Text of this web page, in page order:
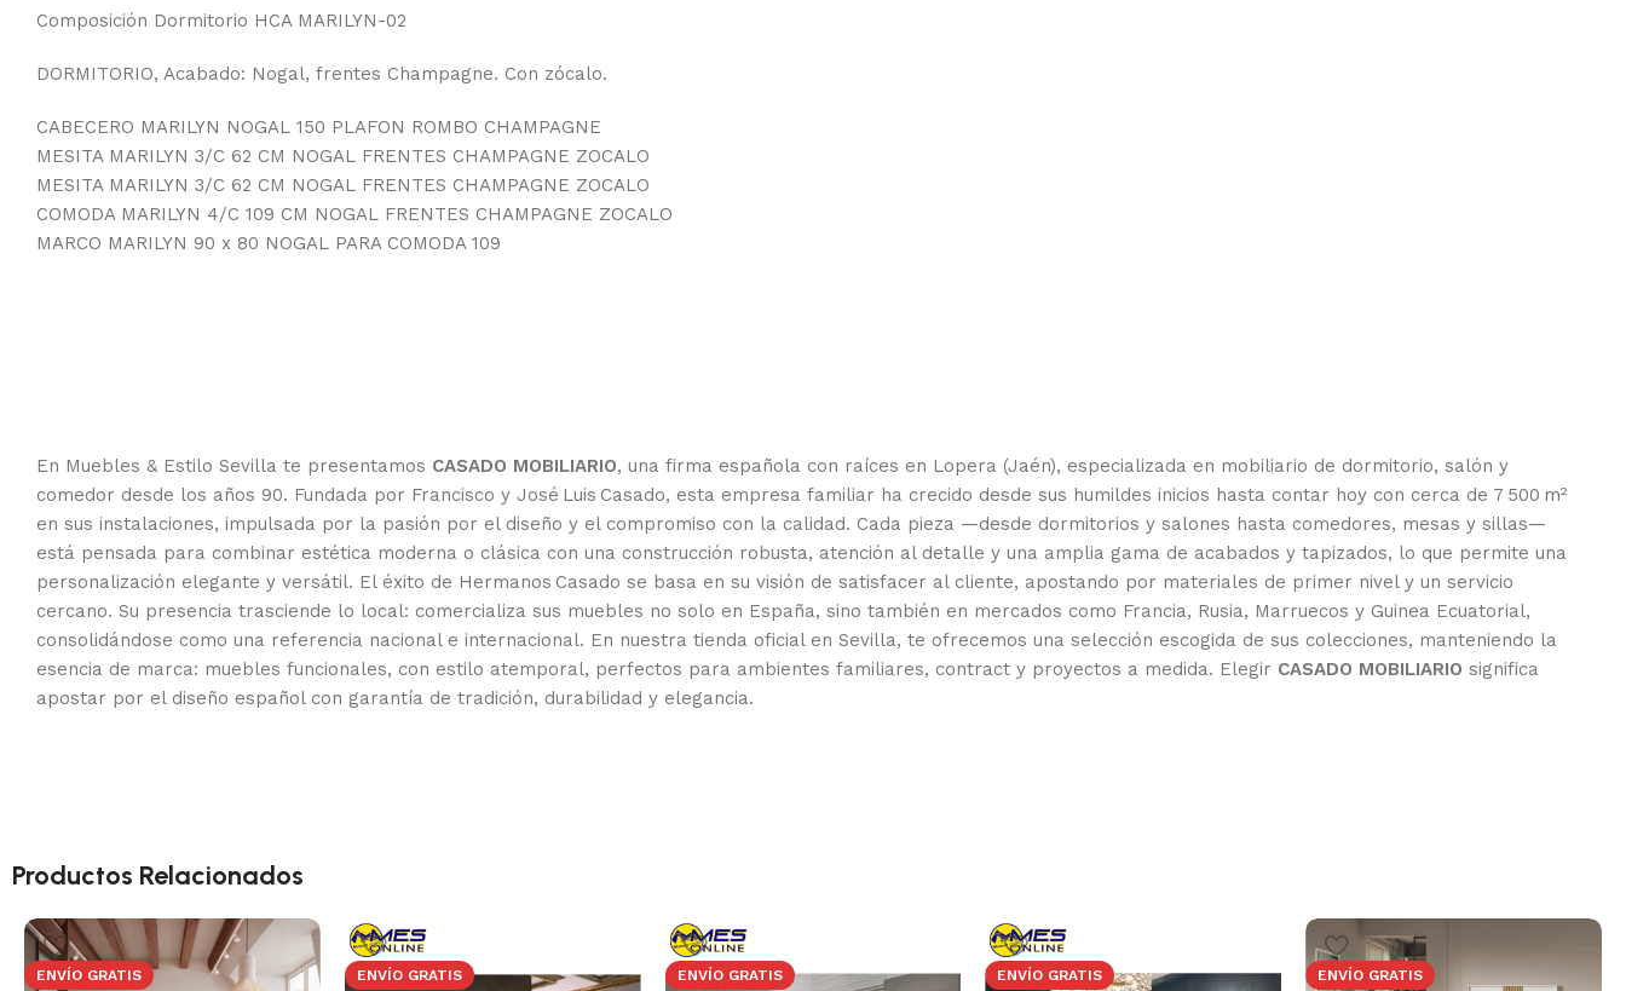
Composición Dormitorio HCA MARILYN-02
DORMITORIO, Acabado: Nogal, frentes Champagne. Con zócalo.
CABECERO MARILYN NOGAL 150 PLAFON ROMBO CHAMPAGNE
MESITA MARILYN 3/C 62 CM NOGAL FRENTES CHAMPAGNE ZOCALO
MESITA MARILYN 3/C 62 CM NOGAL FRENTES CHAMPAGNE ZOCALO
COMODA MARILYN 4/C 109 CM NOGAL FRENTES CHAMPAGNE ZOCALO
MARCO MARILYN 90 x 80 NOGAL PARA COMODA 109
En Muebles & Estilo Sevilla te presentamos CASADO MOBILIARIO, una firma española con raíces en Lopera (Jaén), especializada en mobiliario de dormitorio, salón y
comedor desde los años 90. Fundada por Francisco y José Luis Casado, esta empresa familiar ha crecido desde sus humildes inicios hasta contar hoy con cerca de 7 500 m²
en sus instalaciones, impulsada por la pasión por el diseño y el compromiso con la calidad. Cada pieza —desde dormitorios y salones hasta comedores, mesas y sillas—
está pensada para combinar estética moderna o clásica con una construcción robusta, atención al detalle y una amplia gama de acabados y tapizados, lo que permite una
personalización elegante y versátil. El éxito de Hermanos Casado se basa en su visión de satisfacer al cliente, apostando por materiales de primer nivel y un servicio
cercano. Su presencia trasciende lo local: comercializa sus muebles no solo en España, sino también en mercados como Francia, Rusia, Marruecos y Guinea Ecuatorial,
consolidándose como una referencia nacional e internacional. En nuestra tienda oficial en Sevilla, te ofrecemos una selección escogida de sus colecciones, manteniendo la
esencia de marca: muebles funcionales, con estilo atemporal, perfectos para ambientes familiares, contract y proyectos a medida. Elegir CASADO MOBILIARIO significa
apostar por el diseño español con garantía de tradición, durabilidad y elegancia.
Productos Relacionados
ENVÍO GRATIS ENVÍO GRATIS ENVÍO GRATIS ENVÍO GRATIS ENVÍO GRATIS